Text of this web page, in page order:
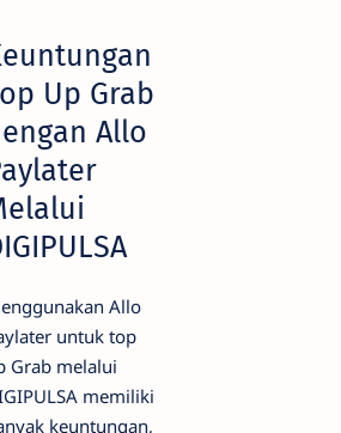
Up Grab
Allo
Allo
untuk top
Grab melalui
memiliki
keuntungan,